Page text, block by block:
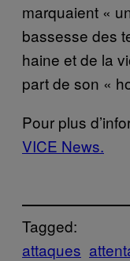
marquaient «
bassesse des
haine et de la
part de son «
Pour plus
VICE News.
Tagged:
attaques